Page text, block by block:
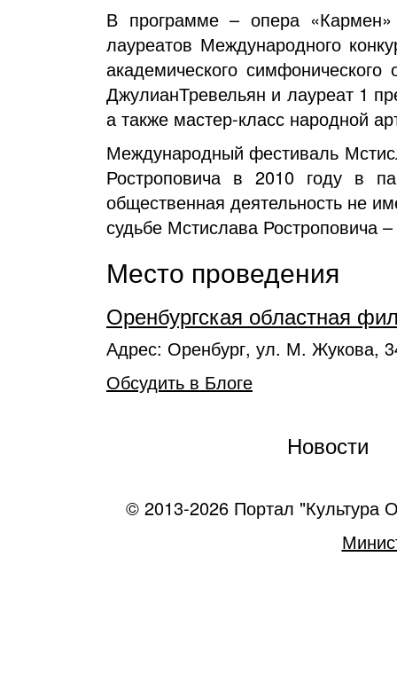
В программе – опера
лауреатов Международного
академического
ДжулианТревельян и лауреат 1
а также мастер-класс народной
Международный фестиваль
Ростроповича в 2010 году в
общественная деятельность не
судьбе Мстислава Ростроповича
Место проведения
Оренбургская областная
Адрес: Оренбург, ул. М. Жукова,
Обсудить в Блоге
Новости
© 2013-2026 Портал "Культура